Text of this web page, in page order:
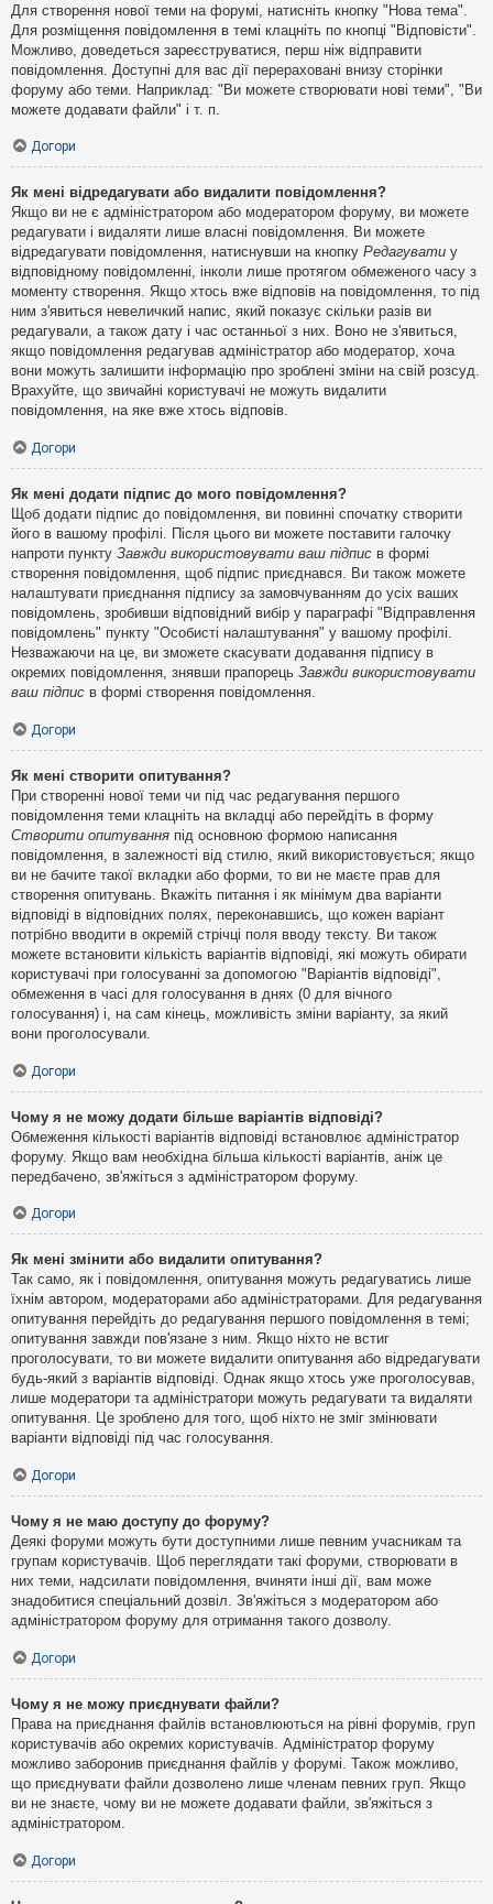
Для створення нової теми на форумі, натисніть кнопку "Нова тема".
Для розміщення повідомлення в темі клацніть по кнопці "Відповісти".
Можливо, доведеться зареєструватися, перш ніж відправити
повідомлення. Доступні для вас дії перераховані внизу сторінки
форуму або теми. Наприклад: "Ви можете створювати нові теми", "Ви
можете додавати файли" і т. п.
Догори
Як мені відредагувати або видалити повідомлення?
Якщо ви не є адміністратором або модератором форуму, ви можете
редагувати і видаляти лише власні повідомлення. Ви можете
відредагувати повідомлення, натиснувши на кнопку Редагувати у
відповідному повідомленні, інколи лише протягом обмеженого часу з
моменту створення. Якщо хтось вже відповів на повідомлення, то під
ним з'явиться невеличкий напис, який показує скільки разів ви
редагували, а також дату і час останньої з них. Воно не з'явиться,
якщо повідомлення редагував адміністратор або модератор, хоча
вони можуть залишити інформацію про зроблені зміни на свій розсуд.
Врахуйте, що звичайні користувачі не можуть видалити
повідомлення, на яке вже хтось відповів.
Догори
Як мені додати підпис до мого повідомлення?
Щоб додати підпис до повідомлення, ви повинні спочатку створити
його в вашому профілі. Після цього ви можете поставити галочку
напроти пункту Завжди використовувати ваш підпис в формі
створення повідомлення, щоб підпис приєднався. Ви також можете
налаштувати приєднання підпису за замовчуванням до усіх ваших
повідомлень, зробивши відповідний вибір у параграфі "Відправлення
повідомлень" пункту "Особисті налаштування" у вашому профілі.
Незважаючи на це, ви зможете скасувати додавання підпису в
окремих повідомлення, знявши прапорець Завжди використовувати
ваш підпис в формі створення повідомлення.
Догори
Як мені створити опитування?
При створенні нової теми чи під час редагування першого
повідомлення теми клацніть на вкладці або перейдіть в форму
Створити опитування під основною формою написання
повідомлення, в залежності від стилю, який використовується; якщо
ви не бачите такої вкладки або форми, то ви не маєте прав для
створення опитувань. Вкажіть питання і як мінімум два варіанти
відповіді в відповідних полях, переконавшись, що кожен варіант
потрібно вводити в окремій стрічці поля вводу тексту. Ви також
можете встановити кількість варіантів відповіді, які можуть обирати
користувачі при голосуванні за допомогою "Варіантів відповіді",
обмеження в часі для голосування в днях (0 для вічного
голосування) і, на сам кінець, можливість зміни варіанту, за який
вони проголосували.
Догори
Чому я не можу додати більше варіантів відповіді?
Обмеження кількості варіантів відповіді встановлює адміністратор
форуму. Якщо вам необхідна більша кількості варіантів, аніж це
передбачено, зв'яжіться з адміністратором форуму.
Догори
Як мені змінити або видалити опитування?
Так само, як і повідомлення, опитування можуть редагуватись лише
їхнім автором, модераторами або адміністраторами. Для редагування
опитування перейдіть до редагування першого повідомлення в темі;
опитування завжди пов'язане з ним. Якщо ніхто не встиг
проголосувати, то ви можете видалити опитування або відредагувати
будь-який з варіантів відповіді. Однак якщо хтось уже проголосував,
лише модератори та адміністратори можуть редагувати та видаляти
опитування. Це зроблено для того, щоб ніхто не зміг змінювати
варіанти відповіді під час голосування.
Догори
Чому я не маю доступу до форуму?
Деякі форуми можуть бути доступними лише певним учасникам та
групам користувачів. Щоб переглядати такі форуми, створювати в
них теми, надсилати повідомлення, вчиняти інші дії, вам може
знадобитися спеціальний дозвіл. Зв'яжіться з модератором або
адміністратором форуму для отримання такого дозволу.
Догори
Чому я не можу приєднувати файли?
Права на приєднання файлів встановлюються на рівні форумів, груп
користувачів або окремих користувачів. Адміністратор форуму
можливо заборонив приєднання файлів у форумі. Також можливо,
що приєднувати файли дозволено лише членам певних груп. Якщо
ви не знаєте, чому ви не можете додавати файли, зв'яжіться з
адміністратором.
Догори